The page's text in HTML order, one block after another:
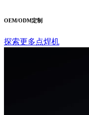
OEM/ODM定制
探索更多点焊机